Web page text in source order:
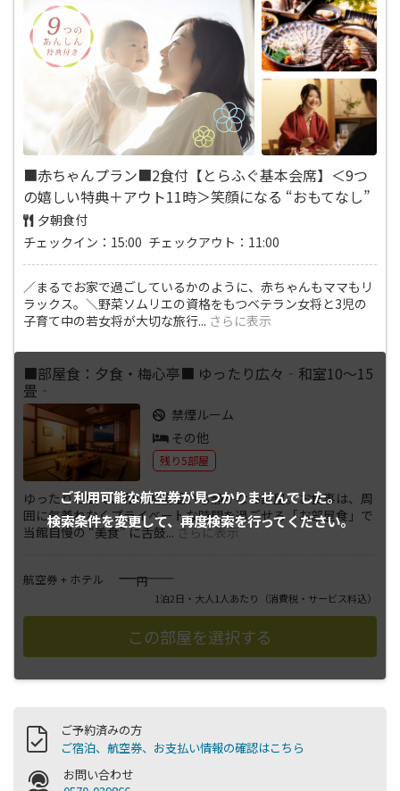
■赤ちゃんプラン■2食付【とらふぐ基本会席】＜9つ
の嬉しい特典＋アウト11時＞笑顔になる “おもてなし”
夕朝食付
チェックイン：15:00 チェックアウト：11:00
／まるでお家で過ごしているかのように、赤ちゃんもママもリ
ラックス。＼野菜ソムリエの資格をもつベテラン女将と3児の
子育て中の若女将が大切な旅行... さらに表示
ご利用可能な航空券が見つかりませんでした。
検索条件を変更して、再度検索を行ってください。
■部屋食：夕食・梅心亭■ ゆったり広々‐和室10～15
畳‐
禁煙ルーム
その他
残り5部屋
ゆったりと広く、和の風情溢れる静かなお部屋。お食事は、周
囲に気兼ねなくプライベートな時間を過ごせる「お部屋食」で
当館自慢の “美食” に舌鼓... さらに表示
航空券 + ホテル ――――円
1泊2日・大人1人あたり （消費税・サービス料込）
ご予約済みの方
ご宿泊、航空券、お支払い情報の確認はこちら
お問い合わせ